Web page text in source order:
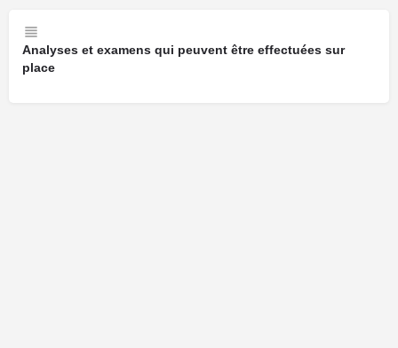
Analyses et examens qui peuvent être effectuées sur
place